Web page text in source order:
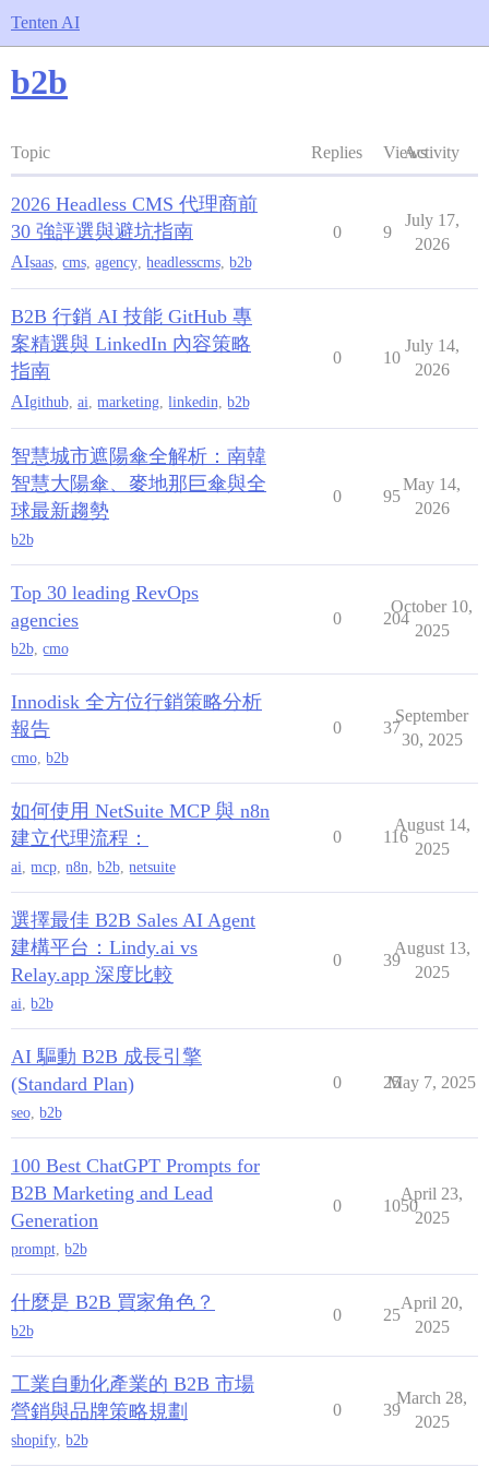
Tenten AI
b2b
Topic Replies ViewsActivity
2026 Headless CMS 代理商前
30 強評選與避坑指南
AIsaas cms agency headlesscms b2b
0 9
July 17,
2026
B2B 行銷 AI 技能 GitHub 專
案精選與 LinkedIn 內容策略
指南
AIgithub ai marketing linkedin b2b
0 10
July 14,
2026
智慧城市遮陽傘全解析：南韓
智慧大陽傘、麥地那巨傘與全
球最新趨勢
b2b
0 95
May 14,
2026
Top 30 leading RevOps
agencies
b2b, cmo
0 204
October 10,
2025
Innodisk 全方位行銷策略分析
報告
cmo, b2b
0 37
September
30, 2025
如何使用 NetSuite MCP 與 n8n
建立代理流程：
ai, mcp, n8n, b2b, netsuite
0 116
August 14,
2025
選擇最佳 B2B Sales AI Agent
建構平台：Lindy.ai vs
Relay.app 深度比較
ai, b2b
0 39
August 13,
2025
AI 驅動 B2B 成長引擎
(Standard Plan)
seo, b2b
0 25
May 7, 2025
100 Best ChatGPT Prompts for
B2B Marketing and Lead
Generation
prompt, b2b
0 1050
April 23,
2025
什麼是 B2B 買家角色？
b2b
0 25
April 20,
2025
工業自動化產業的 B2B 市場
營銷與品牌策略規劃
shopify, b2b
0 39
March 28,
2025